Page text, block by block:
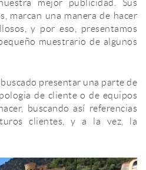
mejor publicidad. Sus
marcan una manera de hacer
y por eso, presentamos
muestrario de algunos
presentar una parte de
de cliente o de equipos
buscando así referencias
clientes, y a la vez, la